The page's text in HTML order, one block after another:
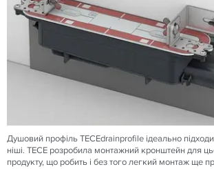
Душовий профільTECEdrainprofile ідеально
ніші. TECE розробила монтажний кронштейн для
продукту, що робить і без того легкий монтаж ще